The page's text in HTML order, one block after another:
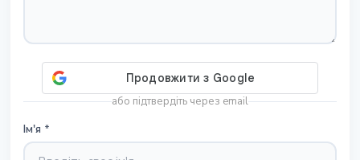
або підтвердіть через email
Ім'я *